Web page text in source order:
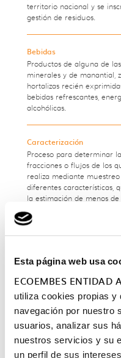
Esta página web usa
ECOEMBES ENTIDAD
utiliza cookies propias y
navegación por nuestro
usuarios, analizar sus
nuestros servicios y su
un perfil de sus
territorio nacional y se
gestión de residuos.
Bebidas
Productos de alguna de
minerales y de manantial,
hortalizas recién
bebidas refrescantes,
alcohólicas.
Caracterización
Proceso para determinar
fracciones o flujos de los
realiza mediante muestreo
diferentes características,
la estimación de menos
La metodología de
Colaboración público-
Diferentes formas de
financiación, construcción,
mantenimiento de una
servicio.
Comerciantes o